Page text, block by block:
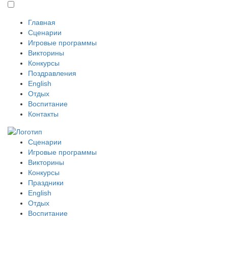
Главная
Сценарии
Игровые программы
Викторины
Конкурсы
Поздравления
English
Отдых
Воспитание
Контакты
Сценарии
Игровые программы
Викторины
Конкурсы
Праздники
English
Отдых
Воспитание